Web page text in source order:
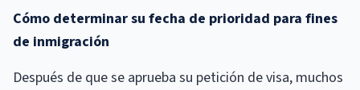
Cómo determinar su fecha de prioridad para fines
de inmigración
Después de que se aprueba su petición de visa, muchos